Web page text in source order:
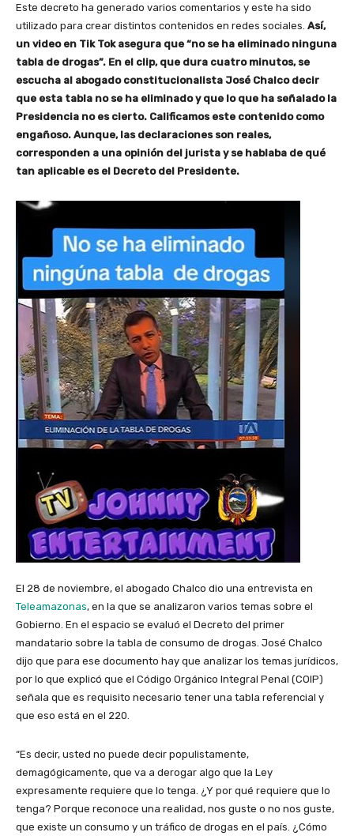
Este decreto ha generado varios comentarios y este ha sido
utilizado para crear distintos contenidos en redes sociales. Así,
un video en Tik Tok asegura que “no se ha eliminado ninguna
tabla de drogas”. En el clip, que dura cuatro minutos, se
escucha al abogado constitucionalista José Chalco decir
que esta tabla no se ha eliminado y que lo que ha señalado la
Presidencia no es cierto. Calificamos este contenido como
engañoso. Aunque, las declaraciones son reales,
corresponden a una opinión del jurista y se hablaba de qué
tan aplicable es el Decreto del Presidente.
El 28 de noviembre, el abogado Chalco dio una entrevista en
Teleamazonas, en la que se analizaron varios temas sobre el
Gobierno. En el espacio se evaluó el Decreto del primer
mandatario sobre la tabla de consumo de drogas. José Chalco
dijo que para ese documento hay que analizar los temas jurídicos,
por lo que explicó que el Código Orgánico Integral Penal (COIP)
señala que es requisito necesario tener una tabla referencial y
que eso está en el 220.
“Es decir, usted no puede decir populistamente,
demagógicamente, que va a derogar algo que la Ley
expresamente requiere que lo tenga. ¿Y por qué requiere que lo
tenga? Porque reconoce una realidad, nos guste o no nos guste,
que existe un consumo y un tráfico de drogas en el país. ¿Cómo